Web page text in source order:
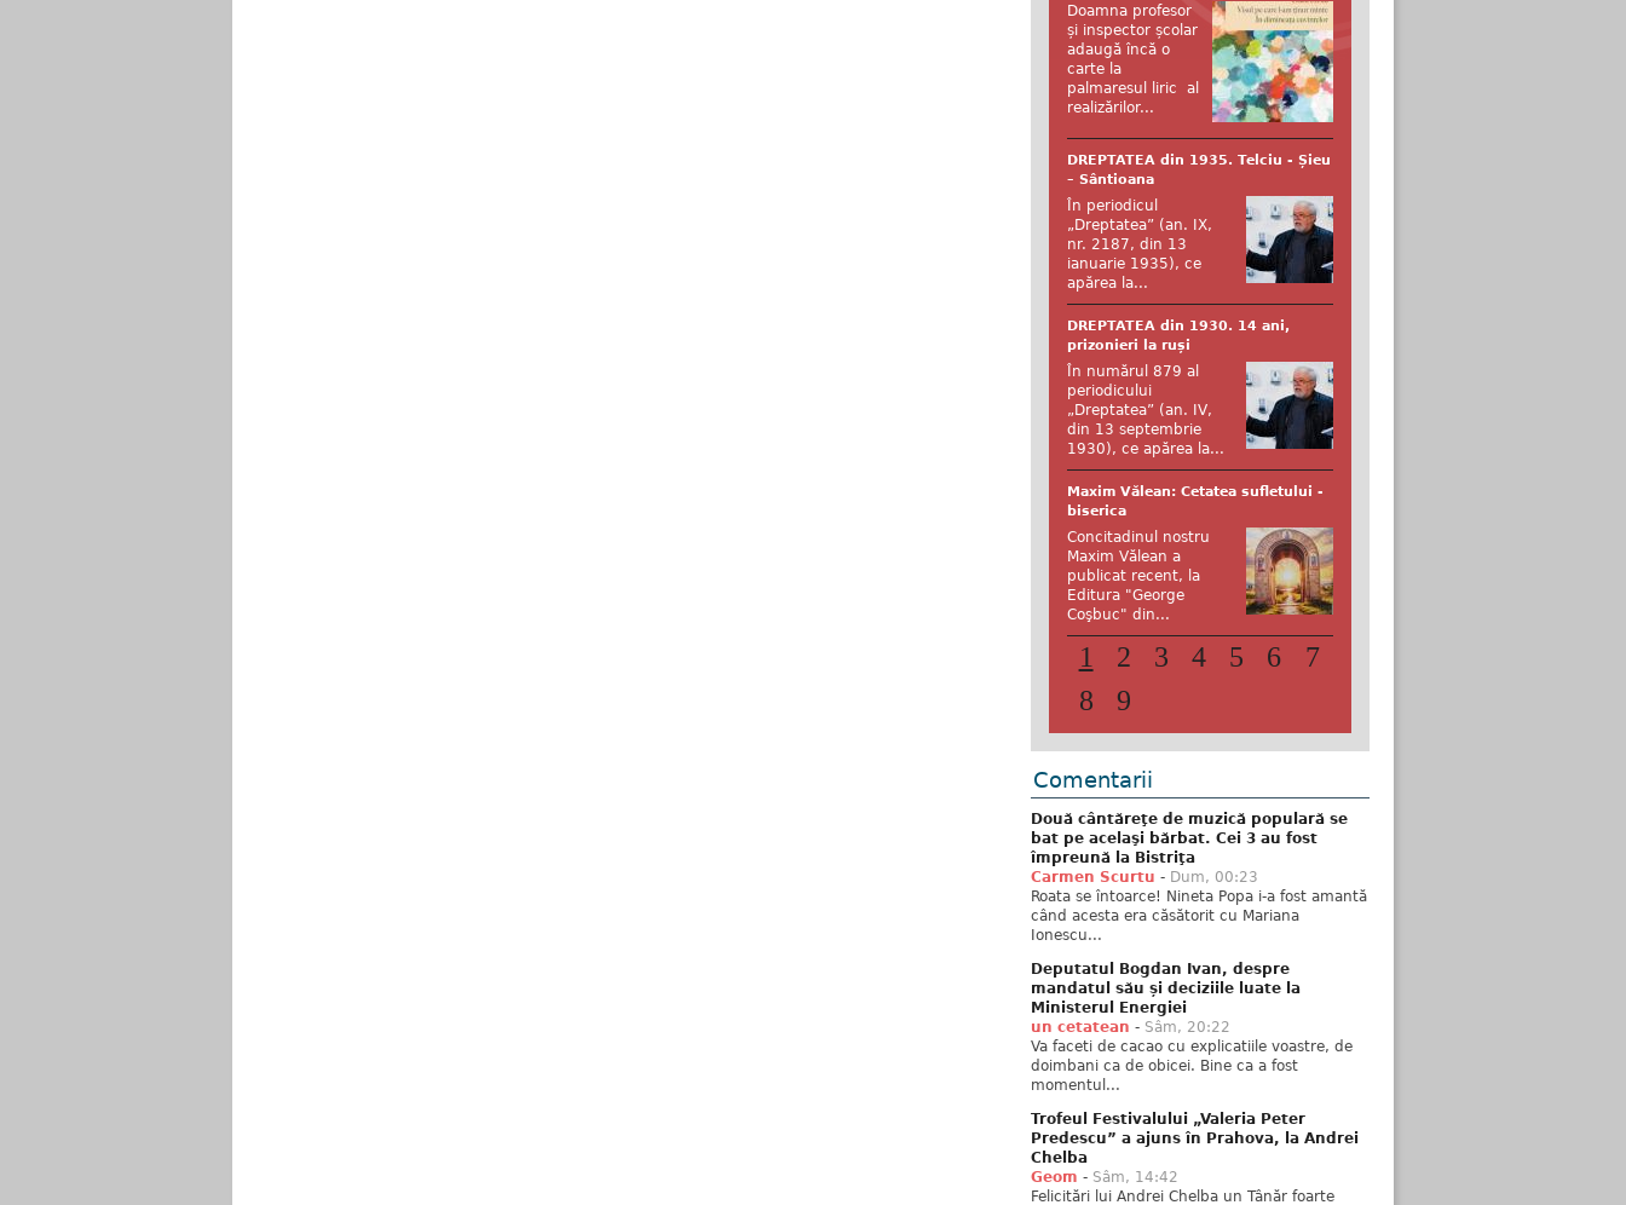
Doamna profesor
și inspector școlar
adaugă încă o
carte la
palmaresul liric al
realizărilor...
DREPTATEA din 1935. Telciu - Șieu
– Sântioana
În periodicul
„Dreptatea” (an. IX,
nr. 2187, din 13
ianuarie 1935), ce
apărea la...
DREPTATEA din 1930. 14 ani,
prizonieri la ruși
În numărul 879 al
periodicului
„Dreptatea” (an. IV,
din 13 septembrie
1930), ce apărea la...
Maxim Vălean: Cetatea sufletului -
biserica
Concitadinul nostru
Maxim Vălean a
publicat recent, la
Editura "George
Coşbuc" din...
1 2 3 4 5 6
7
8
9
Comentarii
Două cântăreţe de muzică populară se
bat pe acelaşi bărbat. Cei 3 au fost
împreună la Bistriţa
Carmen Scurtu - Dum, 00:23
Roata se întoarce! Nineta Popa i-a fost amantă
când acesta era căsătorit cu Mariana
Ionescu...
Deputatul Bogdan Ivan, despre
mandatul său și deciziile luate la
Ministerul Energiei
un cetatean - Sâm, 20:22
Va faceti de cacao cu explicatiile voastre, de
doimbani ca de obicei. Bine ca a fost
momentul...
Trofeul Festivalului „Valeria Peter
Predescu” a ajuns în Prahova, la Andrei
Chelba
Geom - Sâm, 14:42
Felicitări lui Andrei Chelba un Tânăr foarte